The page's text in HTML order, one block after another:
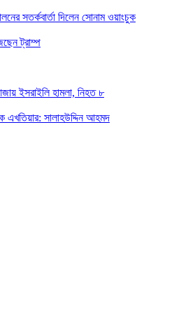
সতর্কবার্তা দিলেন সোনাম ওয়াংচুক
ট্রাম্প
ইসরাইলি হামলা, নিহত ৮
এখতিয়ার: সালাহউদ্দিন আহমদ